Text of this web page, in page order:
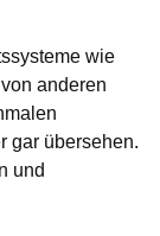
wie
anderen
gar übersehen.
und